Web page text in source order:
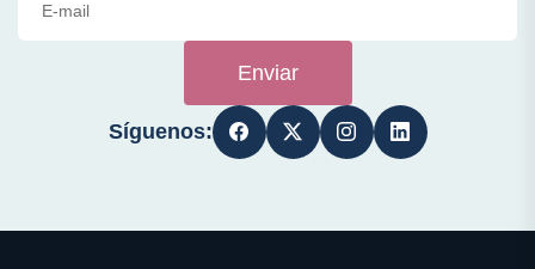
Enviar
Síguenos: